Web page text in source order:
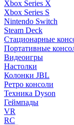
Xbox Series X
Xbox Series S
Nintendo Switch
Steam Deck
Стационарные
Портативные
Видеоигры
Настолки
Колонки JBL
Ретро консоли
Техника Dyson
Геймпады
VR
RC